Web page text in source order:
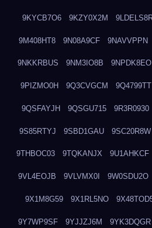
9KYCB7O6 9KZY0X2M
9M408HT8 9N08A9CF 9NAVVPPN
9NKKRBUS 9NM3IO8B 9NPDK8EO
9PIZMO0H 9Q3CVGCM 9Q4799TT
9QSFAYJH 9QSGU715 9R3R0930
9S85RTYJ 9SBD1GAU 9SC20R8W
9THBOC03 9TQKANJX 9U1AHKCF
9VL4EOJB 9VLVMX0I 9W0SDU2O
9X1M8G59 9X1RL5NO
9Y7WP9SF 9YJJZJ6M 9YK3DQGR